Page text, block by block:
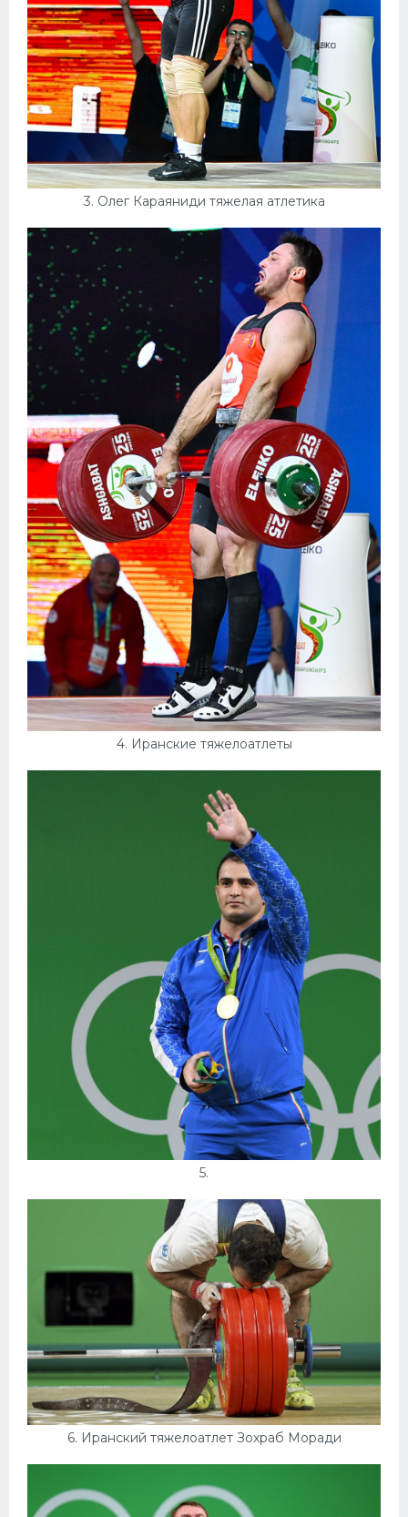
3. Олег Караяниди тяжелая атлетика
4. Иранские тяжелоатлеты
5.
6. Иранский тяжелоатлет Зохраб Моради